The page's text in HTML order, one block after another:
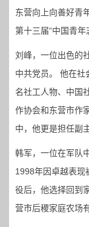
东营向上向善好青
第十三届“中国青年
刘峰，一位出色的
中共党员。 他在社
名社工人物、中国
作协会和东营市作
中，他更是担任副
韩军，一位在军队
1998年因卓越表现
役后，他选择回到
营市后稷家庭农场